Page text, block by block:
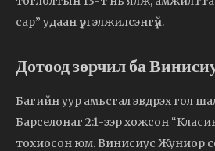
сар” удаан үргэлжилсэнгүй.
Дотоод зөрчил ба
Багийн уур амьсгал эвдрэх гол
Барселонаг 2:1-ээр хожсон
тохиосон юм. Винисиус Жуниор